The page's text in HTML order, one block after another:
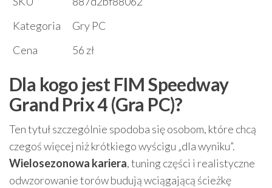
Kategoria
Gry PC
Cena
56 zł
Dla kogo jest FIM Speedway
Grand Prix 4 (Gra PC)?
Ten tytuł szczególnie spodoba się osobom, które chcą
czegoś więcej niż krótkiego wyścigu „dla wyniku”.
Wielosezonowa kariera, tuning części i realistyczne
odwzorowanie torów budują wciągającą ścieżkę